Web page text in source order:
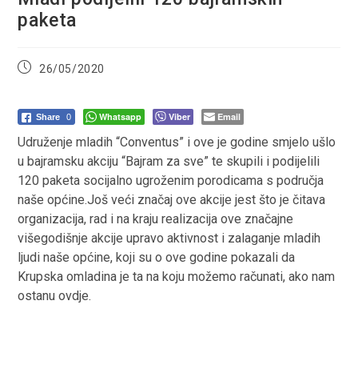
paketa
Post26/05/2020
Share 0 Whatsapp Viber Email
Udruženje mladih “Conventus” i ove je godine smjelo ušlo
u bajramsku akciju “Bajram za sve” te skupili i podijelili
120 paketa socijalno ugroženim porodicama s područja
naše općine.Još veći značaj ove akcije jest što je čitava
organizacija, rad i na kraju realizacija ove značajne
višegodišnje akcije upravo aktivnost i zalaganje mladih
ljudi naše općine, koji su o ove godine pokazali da
Krupska omladina je ta na koju možemo računati, ako nam
ostanu ovdje.